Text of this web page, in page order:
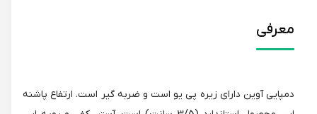
معرفی
دمپایی آوین دارای زیره پی یو است و ضربه گیر است. ارتفاع پاشنه